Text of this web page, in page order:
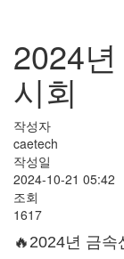
2024
시회
작성자
caetech
작성일
2024-10-21 05:42
조회
1617
🔥2024년 금속